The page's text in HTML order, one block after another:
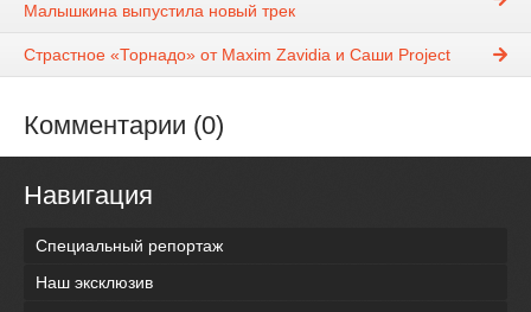
Малышкина выпустила новый трек
Страстное «Торнадо» от Maxim Zavidia и Саши Project
Комментарии (0)
Навигация
Специальный репортаж
Наш эксклюзив